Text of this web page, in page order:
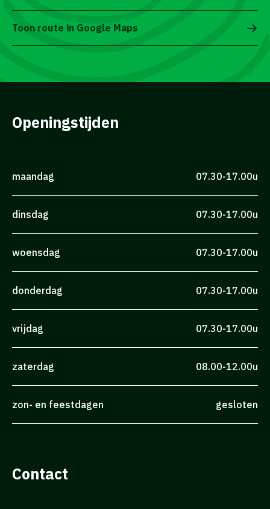
Toon route in Google Maps
Openingstijden
maandag 07.30-17.00u
dinsdag 07.30-17.00u
woensdag 07.30-17.00u
donderdag 07.30-17.00u
vrijdag 07.30-17.00u
zaterdag 08.00-12.00u
zon- en feestdagen gesloten
Contact